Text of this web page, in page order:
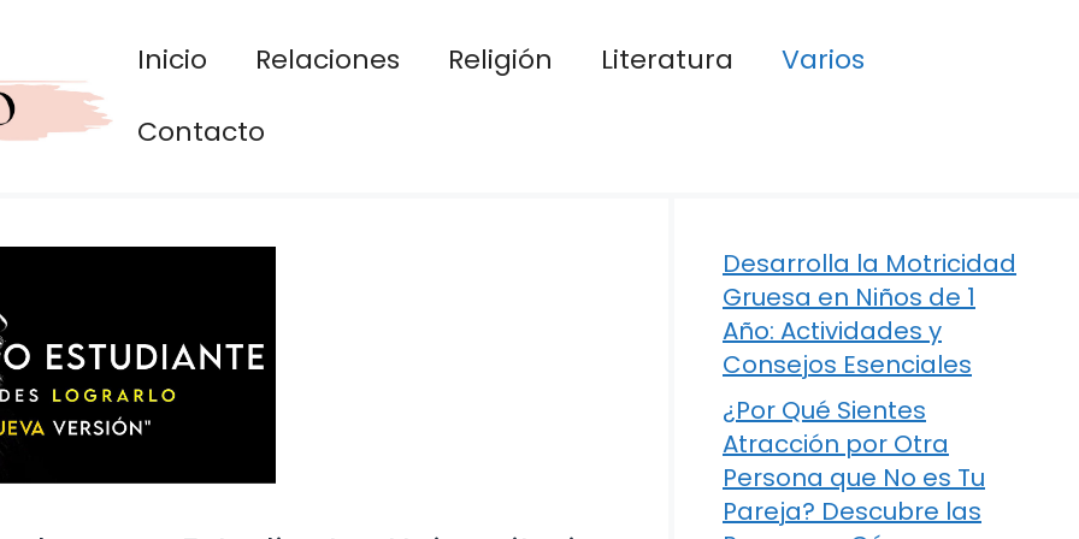
Inicio Relaciones Religión Literatura
Varios
Contacto
Desarrolla la Motricidad
Gruesa en Niños de 1
Año: Actividades y
Consejos Esenciales
¿Por Qué Sientes
Atracción por Otra
Persona que No es Tu
Pareja? Descubre las